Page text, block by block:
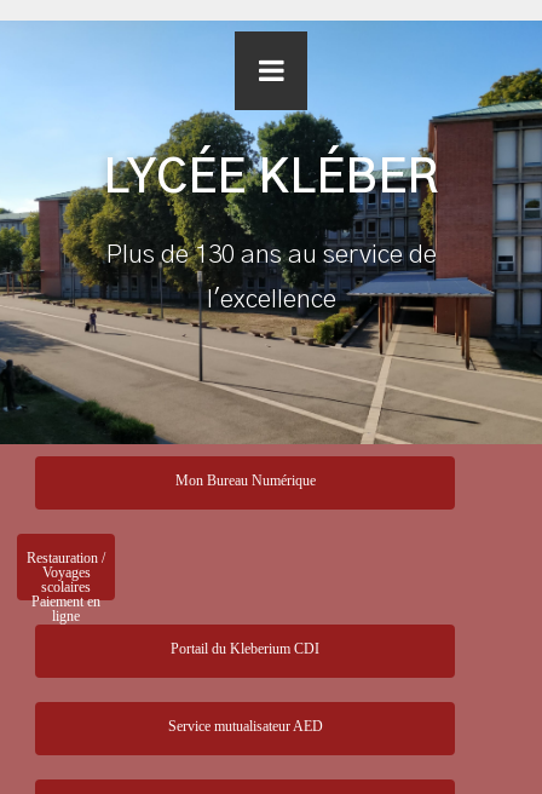
LYCÉE KLÉBER
Plus de 130 ans au service de
l'excellence
Mon Bureau Numérique
Restauration /
Voyages
scolaires
Paiement en
ligne
Portail du Kleberium CDI
Service mutualisateur AED